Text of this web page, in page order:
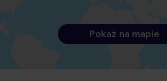
Pokaż na mapie